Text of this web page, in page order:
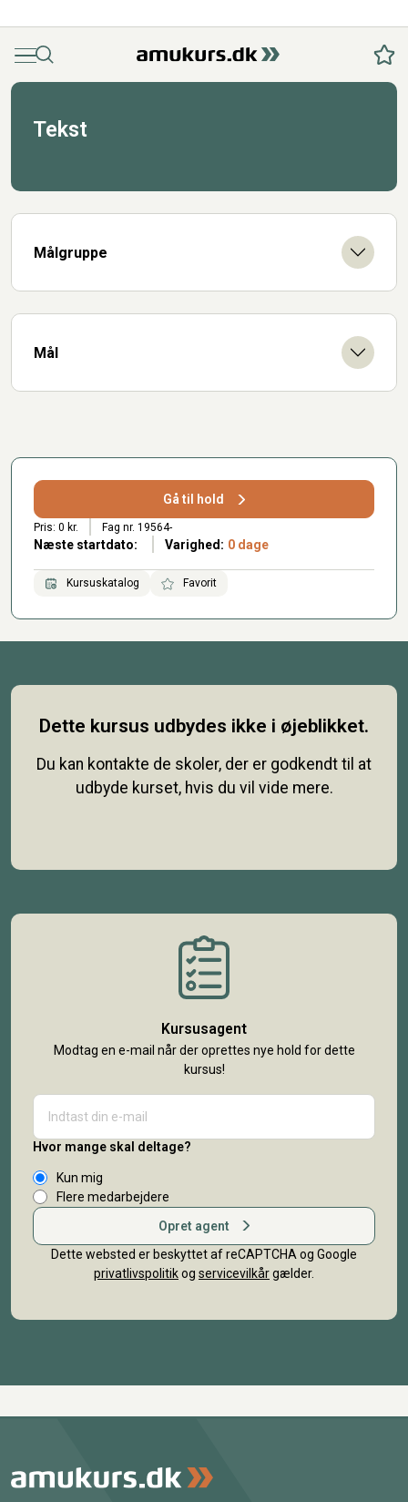
MenuSøg
Tekst
Målgruppe
Mål
Gå til hold
Pris: 0 kr. Fag nr. 19564-
Næste startdato: Varighed: 0 dage
Kursuskatalog Favorit
Dette kursus udbydes ikke i øjeblikket.
Du kan kontakte de skoler, der er godkendt til at
udbyde kurset, hvis du vil vide mere.
Kursusagent
Modtag en e-mail når der oprettes nye hold for dette
kursus!
Hvor mange skal deltage?
Kun mig
Flere medarbejdere
Opret agent
Dette websted er beskyttet af reCAPTCHA og Google
privatlivspolitikog servicevilkårgælder.